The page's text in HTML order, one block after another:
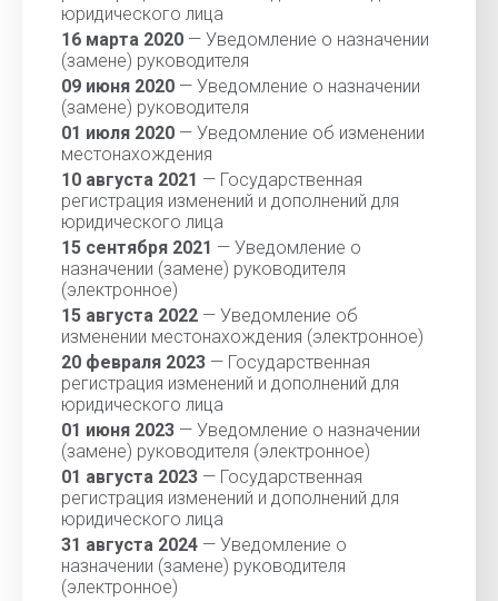
юридического лица
16 марта 2020 — Уведомление о назначении
(замене) руководителя
09 июня 2020 — Уведомление о назначении
(замене) руководителя
01 июля 2020 — Уведомление об изменении
местонахождения
10 августа 2021 — Государственная
регистрация изменений и дополнений для
юридического лица
15 сентября 2021 — Уведомление о
назначении (замене) руководителя
(электронное)
15 августа 2022 — Уведомление об
изменении местонахождения (электронное)
20 февраля 2023 — Государственная
регистрация изменений и дополнений для
юридического лица
01 июня 2023 — Уведомление о назначении
(замене) руководителя (электронное)
01 августа 2023 — Государственная
регистрация изменений и дополнений для
юридического лица
31 августа 2024 — Уведомление о
назначении (замене) руководителя
(электронное)